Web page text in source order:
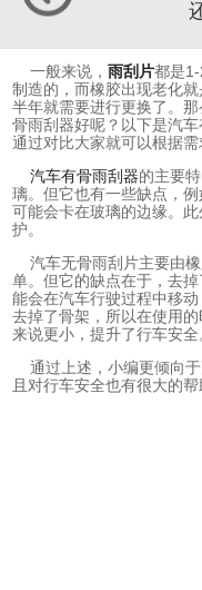
一般来说， 雨刮片都是
制造的，而橡胶出现老化
半年就需要进行更换了。
骨雨刮器好呢？以下是汽
通过对比大家就可以根据需
汽车有骨雨刮器的主要
璃。但它也有一些缺点，
可能会卡在玻璃的边缘。
护。
汽车无骨雨刮片主要由橡
单。但它的缺点在于，去
能会在汽车行驶过程中移
去掉了骨架，所以在使用
来说更小，提升了行车安全
通过上述，小编更倾向
且对行车安全也有很大的帮